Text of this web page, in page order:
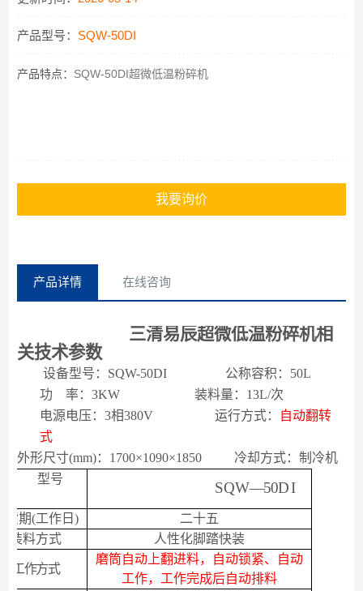
产品型号： SQW-50DI
产品特点： SQW-50DI超微低温粉碎机
我要询价
产品详情 在线咨询
三清易辰超微低温粉碎机相
关技术参数
设备型号： SQW-50DI 公称容积： 50L
功
率：3KW 装料量： 13L/次
电源电压：3相380V 运行方式：
自动翻转
式
外形尺寸(mm)： 1700×1090×1850
冷却方式：制冷机
型号
SQW—50D I
货期(工作日)
二十五
装料方式
人性化脚踏快装
工作方式
磨筒自动上翻进料，自动锁紧、自动
工作，工作完成后自动排料